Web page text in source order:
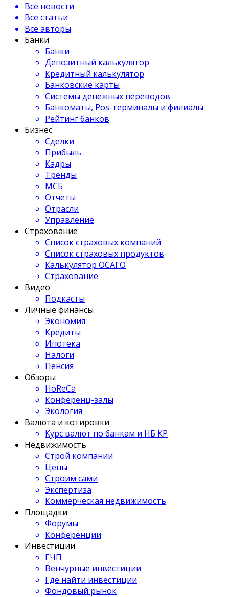
Все новости
Все статьи
Все авторы
Банки
Банки
Депозитный калькулятор
Кредитный калькулятор
Банковские карты
Системы денежных переводов
Банкоматы, Pos-терминалы и филиалы
Рейтинг банков
Бизнес
Сделки
Прибыль
Кадры
Тренды
МСБ
Отчеты
Отрасли
Управление
Страхование
Список страховых компаний
Список страховых продуктов
Калькулятор ОСАГО
Страхование
Видео
Подкасты
Личные финансы
Экономия
Кредиты
Ипотека
Налоги
Пенсия
Обзоры
HoReCa
Конференц-залы
Экология
Валюта и котировки
Курс валют по банкам и НБ КР
Недвижимость
Строй компании
Цены
Строим сами
Экспертиза
Коммерческая недвижимость
Площадки
Форумы
Конференции
Инвестиции
ГЧП
Венчурные инвестиции
Где найти инвестиции
Фондовый рынок